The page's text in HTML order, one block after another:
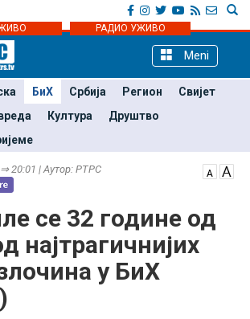
РАДИО УЖИВО
Meni
БиХ Србија Регион
Свијет
Култура
Друштво
20:01 | Аутор: РТРС
се 32 године од
најтрагичнијих
у БиХ